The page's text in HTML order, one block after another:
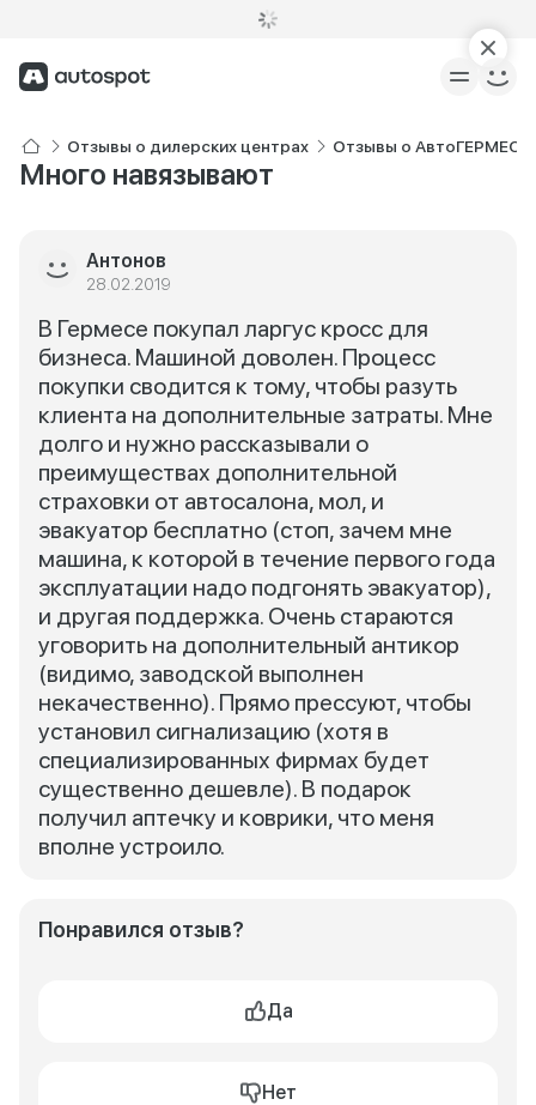
Отзывы о дилерских центрах Отзывы о АвтоГЕРМЕС
Много навязывают
Антонов
28.02.2019
В Гермесе покупал ларгус кросс для
бизнеса. Машиной доволен. Процесс
покупки сводится к тому, чтобы разуть
клиента на дополнительные затраты. Мне
долго и нужно рассказывали о
преимуществах дополнительной
страховки от автосалона, мол, и
эвакуатор бесплатно (стоп, зачем мне
машина, к которой в течение первого года
эксплуатации надо подгонять эвакуатор),
и другая поддержка. Очень стараются
уговорить на дополнительный антикор
(видимо, заводской выполнен
некачественно). Прямо прессуют, чтобы
установил сигнализацию (хотя в
специализированных фирмах будет
существенно дешевле). В подарок
получил аптечку и коврики, что меня
вполне устроило.
Понравился отзыв?
Да
Нет